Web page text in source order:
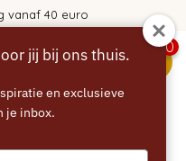
vanaf 40 euro
0
jij bij ons thuis.
en exclusieve
je inbox.